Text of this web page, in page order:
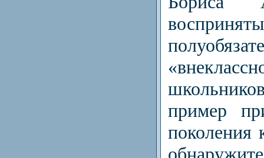
пример
поколения